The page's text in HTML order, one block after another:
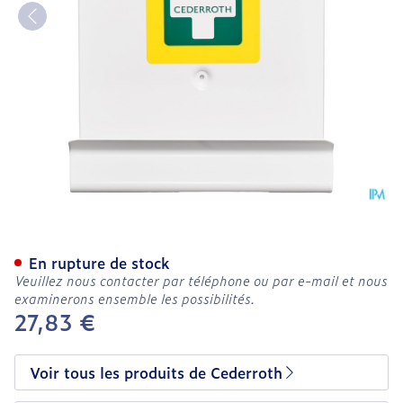
27,83 €
En rupture de stock
Veuillez nous contacter par téléphone ou par e-mail et nous
examinerons ensemble les possibilités.
Voir tous les produits de Cederroth